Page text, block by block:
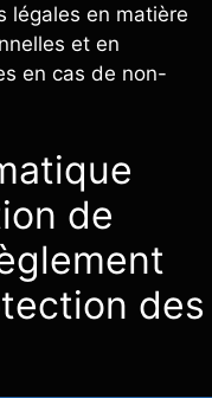
légales en matière
et en
en cas de non-
de
des